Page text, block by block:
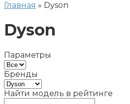
Главная » Dyson
Dyson
Параметры
Бренды
Найти модель в рейтинге